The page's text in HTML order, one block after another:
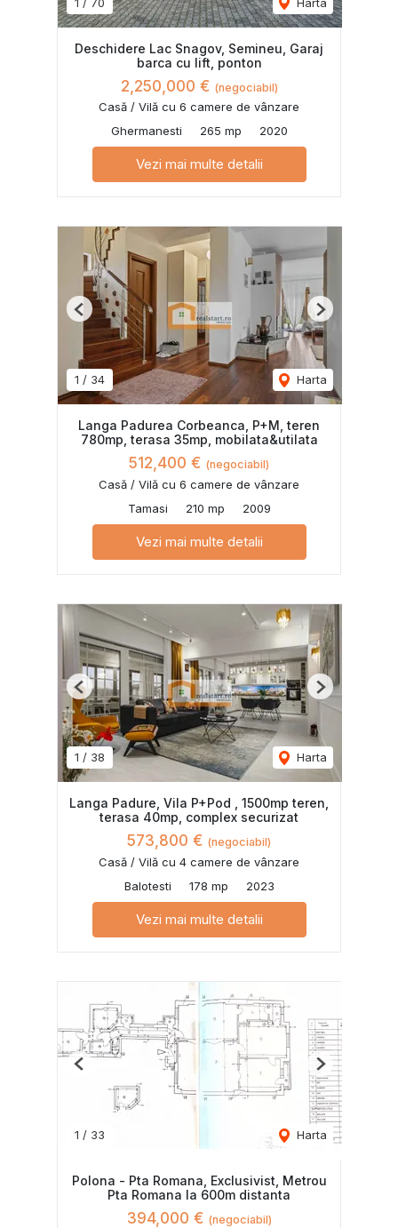
Deschidere Lac Snagov, Semineu, Garaj
barca cu lift, ponton
2,250,000 € (negociabil)
Casă / Vilă cu 6 camere de vânzare
Ghermanesti
265 mp 2020
Vezi mai multe detalii
1 / 34 Harta
Previous Next
Langa Padurea Corbeanca, P+M, teren
780mp, terasa 35mp, mobilata&utilata
512,400 € (negociabil)
Casă / Vilă cu 6 camere de vânzare
Tamasi
210 mp 2009
Vezi mai multe detalii
1 / 38 Harta
Previous Next
Langa Padure, Vila P+Pod , 1500mp teren,
terasa 40mp, complex securizat
573,800 € (negociabil)
Casă / Vilă cu 4 camere de vânzare
Balotesti
178 mp 2023
Vezi mai multe detalii
1 / 33 Harta
Previous Next
Polona - Pta Romana, Exclusivist, Metrou
Pta Romana la 600m distanta
394,000 € (negociabil)